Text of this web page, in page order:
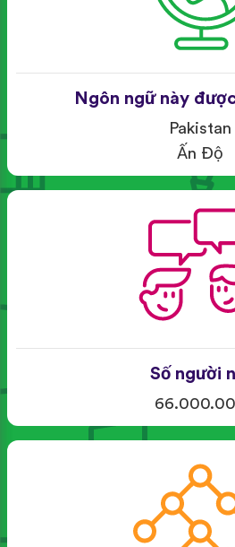
Ngôn ngữ này
Pakistan
Ấn Độ
Số người